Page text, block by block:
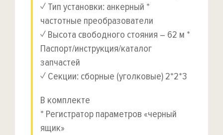
✓ Тип установки: анкерный *
частотные преобразователи
✓ Высота свободного стояния – 62 м *
Паспорт/инструкция/каталог
запчастей
✓ Секции: сборные (уголковые) 2*2*3
В комплекте
* Регистратор параметров «черный
ящик»